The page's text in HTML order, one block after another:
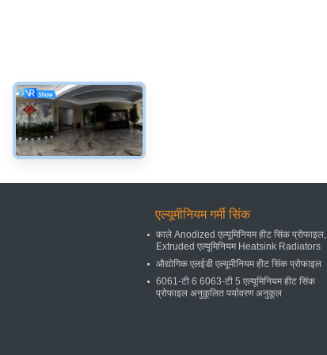
एल्यूमीनियम गर्मी सिंक
काले Anodized एल्यूमिनियम हीट सिंक प्रोफाइल,
Extruded एल्यूमिनियम Heatsink Radiators
औद्योगिक एलईडी एल्यूमीनियम हीट सिंक प्रोफाइल
6061-टी 6 6063-टी 5 एल्यूमिनियम हीट सिंक
प्रोफाइल अनुकूलित पर्यावरण अनुकूल